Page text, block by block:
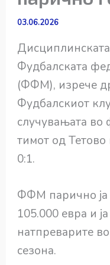
03.06.2026
Фудбалската
(ФФМ), изрече
Фудбалскиот
случувањата во
тимот од Тетово
0:1.
ФФМ парично ја
105.000 евра и
натпреварите
сезона.